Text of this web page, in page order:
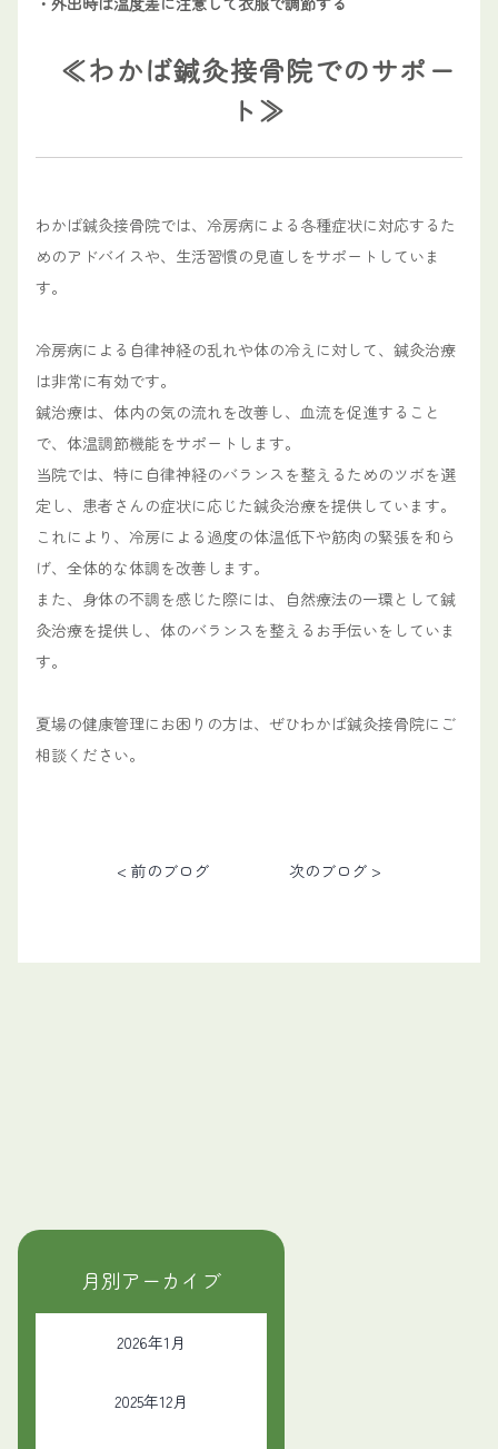
≪わかば鍼灸接骨院でのサポー
ト≫
わかば鍼灸接骨院では、冷房病による各種症状に対応するた
めのアドバイスや、生活習慣の見直しをサポートしていま
す。
冷房病による自律神経の乱れや体の冷えに対して、鍼灸治療
は非常に有効です。
鍼治療は、体内の気の流れを改善し、血流を促進すること
で、体温調節機能をサポートします。
当院では、特に自律神経のバランスを整えるためのツボを選
定し、患者さんの症状に応じた鍼灸治療を提供しています。
これにより、冷房による過度の体温低下や筋肉の緊張を和ら
げ、全体的な体調を改善します。
また、身体の不調を感じた際には、自然療法の一環として鍼
灸治療を提供し、体のバランスを整えるお手伝いをしていま
す。
夏場の健康管理にお困りの方は、ぜひわかば鍼灸接骨院にご
相談ください。
< 前のブログ 次のブログ >
月別アーカイブ
2026年1月
2025年12月